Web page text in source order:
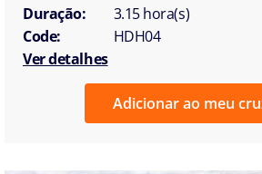
Duração:
3.15 hora(s)
Code:
HDH04
Ver detalhes
Adicionar ao meu